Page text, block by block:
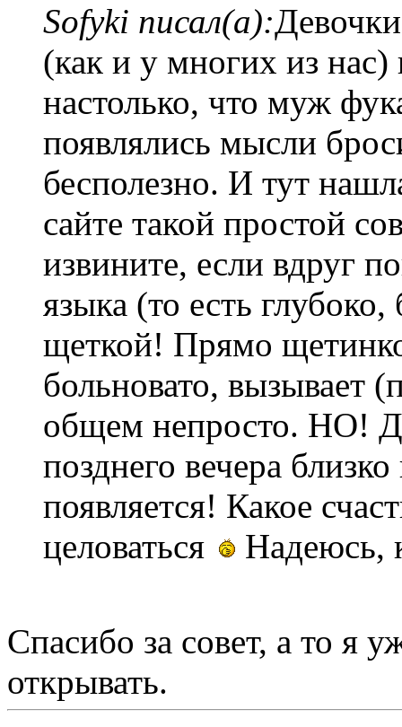
Sofyki писал(а):
(как и у многих из нас)
настолько, что муж
появлялись мысли
бесполезно. И тут
сайте такой простой
извините, если вдруг
языка (то есть
щеткой! Прямо
больновато, вызывает
общем непросто. НО!
позднего вечера
появляется! Какое
целоваться
Надеюсь,
Спасибо за совет, а то я
открывать.